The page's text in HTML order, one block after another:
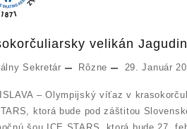
velikán
Sekretár Rôzne 29. Január
– Olympijský víťaz v
ktorá bude pod záštitou